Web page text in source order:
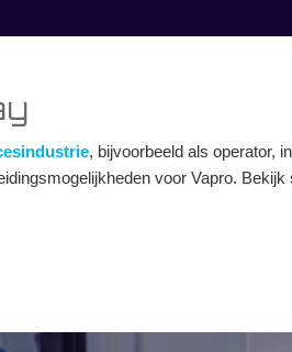
, bijvoorbeeld als operator,
voor Vapro.